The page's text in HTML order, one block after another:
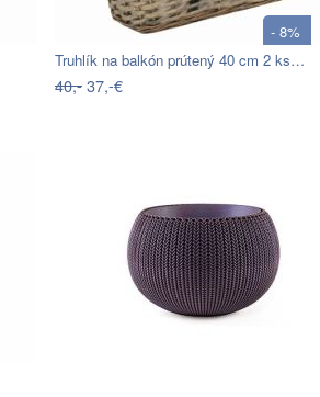
- 8%
Truhlík na balkón prútený 40 cm 2 ks…
40,-37,-€